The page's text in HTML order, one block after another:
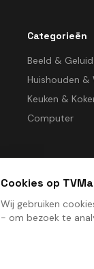
Cookies op
Wij gebruiken
- om bezoek te
Categorieën
Beeld & Geluid
Huishouden &
Keuken &
Computer